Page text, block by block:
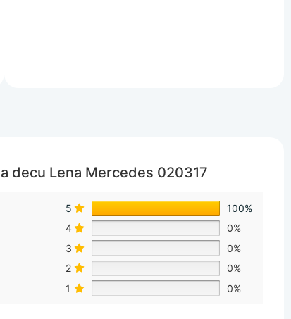
decu Lena Mercedes 020317
5
100%
4
0%
3
0%
2
0%
1
0%